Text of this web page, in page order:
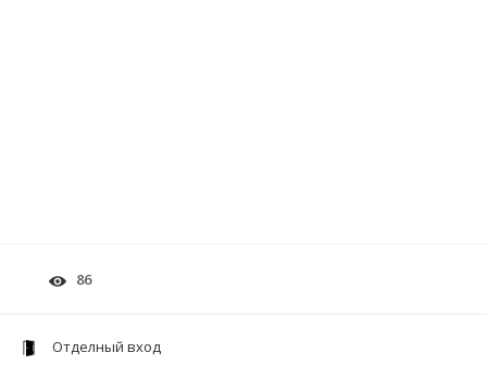
86
Отделный вход